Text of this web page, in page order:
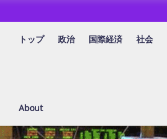
トップ 政治 国際経済 社会
About